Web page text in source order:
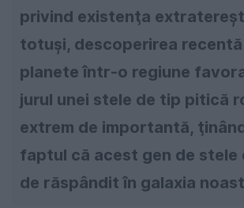
privind existenţa
totuşi, descoperirea
planete într-o regiune
jurul unei stele de tip pitică
extrem de importantă,
faptul că acest gen de stele
de răspândit în galaxia